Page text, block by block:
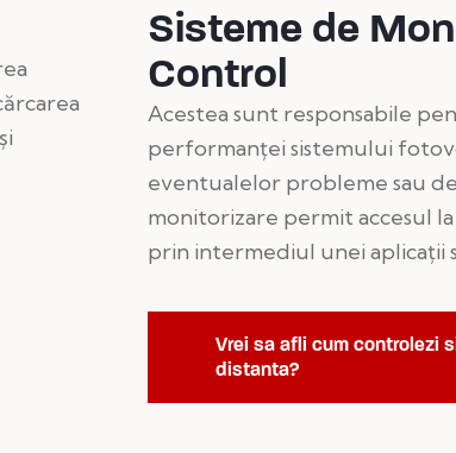
Sisteme de
Control
Acestea sunt responsabile
performanței sistemului
eventualelor probleme sau
monitorizare permit accesul
prin intermediul unei aplicații
Vrei sa afli cum controlezi
distanta?